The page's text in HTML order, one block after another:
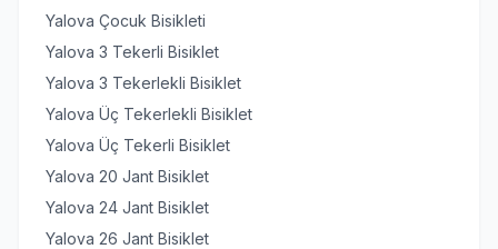
Yalova Çocuk Bisikleti
Yalova 3 Tekerli Bisiklet
Yalova 3 Tekerlekli Bisiklet
Yalova Üç Tekerlekli Bisiklet
Yalova Üç Tekerli Bisiklet
Yalova 20 Jant Bisiklet
Yalova 24 Jant Bisiklet
Yalova 26 Jant Bisiklet